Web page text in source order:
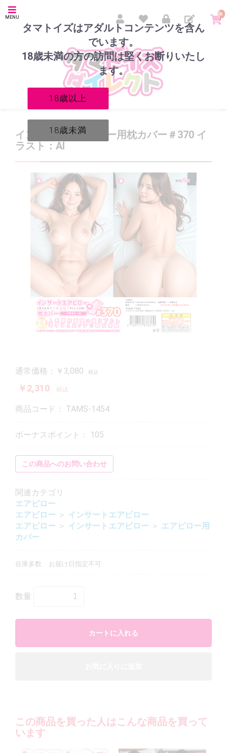
タマトイズはアダルトコンテンツを含ん
でいます。
18歳未満の方の訪問は堅くお断りいたし
ます。
18歳以上
18歳未満
MENU
0
インサートエアピロー用枕カバー＃370 イ
ラスト：AI
通常価格：￥3,080 税込
￥2,310 税込
商品コード： TAMS-1454
ボーナスポイント： 105
この商品へのお問い合わせ
関連カテゴリ
エアピロー
エアピロー ＞ インサートエアピロー
エアピロー ＞ インサートエアピロー ＞ エアピロー用
カバー
在庫多数 お届け日指定不可
数量
カートに入れる
この商品を買った人はこんな商品を買って
います